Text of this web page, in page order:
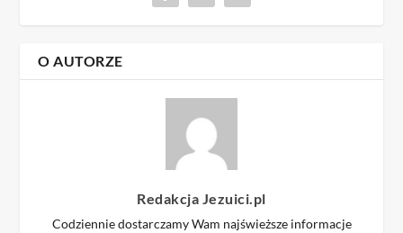
O AUTORZE
Redakcja Jezuici.pl
Codziennie dostarczamy Wam najświeższe informacje